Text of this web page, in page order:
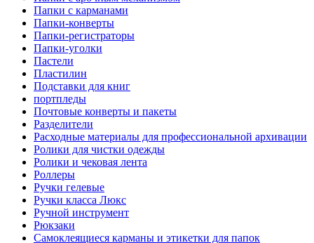
Папки с карманами
Папки-конверты
Папки-регистраторы
Папки-уголки
Пастели
Пластилин
Подставки для книг
портпледы
Почтовые конверты и пакеты
Разделители
Расходные материалы для профессиональной архивации
Ролики для чистки одежды
Ролики и чековая лента
Роллеры
Ручки гелевые
Ручки класса Люкс
Ручной инструмент
Рюкзаки
Самоклеящиеся карманы и этикетки для папок